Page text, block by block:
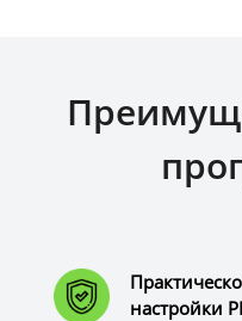
настройки